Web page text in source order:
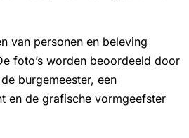
van personen en beleving
foto’s worden beoordeeld door
burgemeester, een
en de grafische vormgeefster